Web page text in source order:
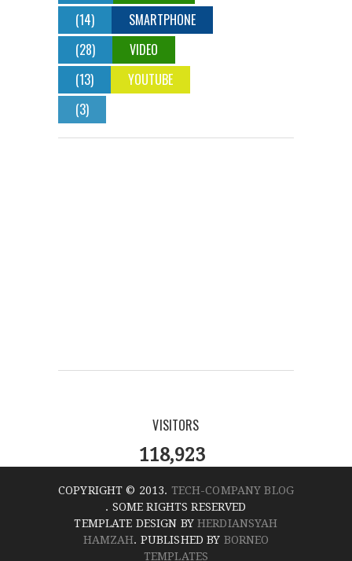
(14)
SMARTPHONE
(28)
VIDEO
(13)
YOUTUBE
(3)
VISITORS
118,923
COPYRIGHT © 2013. TECH-COMPANY BLOG
. SOME RIGHTS RESERVED
TEMPLATE DESIGN BYHERDIANSYAH
HAMZAH. PUBLISHED BY BORNEO
TEMPLATES